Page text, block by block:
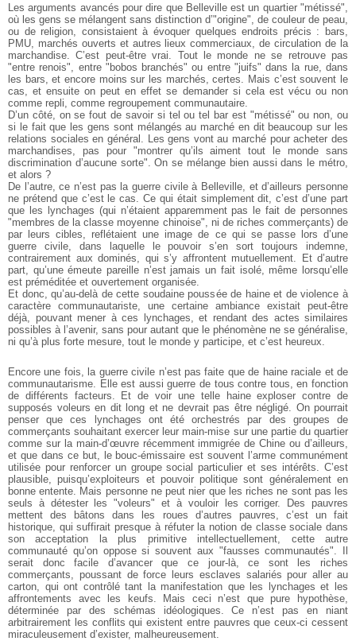
Les arguments avancés pour dire que Belleville est un quartier "métissé",
où les gens se mélangent sans distinction d’"origine", de couleur de peau,
ou de religion, consistaient à évoquer quelques endroits précis : bars,
PMU, marchés ouverts et autres lieux commerciaux, de circulation de la
marchandise. C’est peut-être vrai. Tout le monde ne se retrouve pas
"entre renois", entre "bobos branchés" ou entre "juifs" dans la rue, dans
les bars, et encore moins sur les marchés, certes. Mais c’est souvent le
cas, et ensuite on peut en effet se demander si cela est vécu ou non
comme repli, comme regroupement communautaire.
D’un côté, on se fout de savoir si tel ou tel bar est "métissé" ou non, ou
si le fait que les gens sont mélangés au marché en dit beaucoup sur les
relations sociales en général. Les gens vont au marché pour acheter des
marchandises, pas pour "montrer qu’ils aiment tout le monde sans
discrimination d’aucune sorte". On se mélange bien aussi dans le métro,
et alors ?
De l’autre, ce n’est pas la guerre civile à Belleville, et d’ailleurs personne
ne prétend que c’est le cas. Ce qui était simplement dit, c’est d’une part
que les lynchages (qui n’étaient apparemment pas le fait de personnes
"membres de la classe moyenne chinoise", ni de riches commerçants) de
par leurs cibles, reflétaient une image de ce qui se passe lors d’une
guerre civile, dans laquelle le pouvoir s’en sort toujours indemne,
contrairement aux dominés, qui s’y affrontent mutuellement. Et d’autre
part, qu’une émeute pareille n’est jamais un fait isolé, même lorsqu’elle
est préméditée et ouvertement organisée.
Et donc, qu’au-delà de cette soudaine poussée de haine et de violence à
caractère communautariste, une certaine ambiance existait peut-être
déjà, pouvant mener à ces lynchages, et rendant des actes similaires
possibles à l’avenir, sans pour autant que le phénomène ne se généralise,
ni qu’à plus forte mesure, tout le monde y participe, et c’est heureux.
Encore une fois, la guerre civile n’est pas faite que de haine raciale et de
communautarisme. Elle est aussi guerre de tous contre tous, en fonction
de différents facteurs. Et de voir une telle haine exploser contre de
supposés voleurs en dit long et ne devrait pas être négligé. On pourrait
penser que ces lynchages ont été orchestrés par des groupes de
commerçants souhaitant exercer leur main-mise sur une partie du quartier
comme sur la main-d’œuvre récemment immigrée de Chine ou d’ailleurs,
et que dans ce but, le bouc-émissaire est souvent l’arme communément
utilisée pour renforcer un groupe social particulier et ses intérêts. C’est
plausible, puisqu’exploiteurs et pouvoir politique sont généralement en
bonne entente. Mais personne ne peut nier que les riches ne sont pas les
seuls à détester les "voleurs" et à vouloir les corriger. Des pauvres
mettent des bâtons dans les roues d’autres pauvres, c’est un fait
historique, qui suffirait presque à réfuter la notion de classe sociale dans
son acceptation la plus primitive intellectuellement, cette autre
communauté qu’on oppose si souvent aux "fausses communautés". Il
serait donc facile d’avancer que ce jour-là, ce sont les riches
commerçants, poussant de force leurs esclaves salariés pour aller au
carton, qui ont contrôlé tant la manifestation que les lynchages et les
affrontements avec les keufs. Mais ceci n’est que pure hypothèse,
déterminée par des schémas idéologiques. Ce n’est pas en niant
arbitrairement les conflits qui existent entre pauvres que ceux-ci cessent
miraculeusement d’exister, malheureusement.